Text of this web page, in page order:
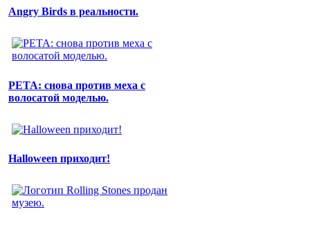
Angry Birds в реальности.
PETA: снова против меха с
волосатой моделью.
Halloween приходит!